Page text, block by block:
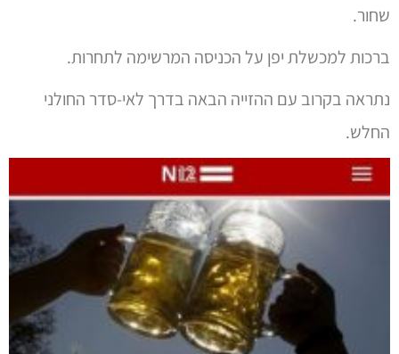
שחור.
ברכות למכשלת יפן על הכניסה המרשימה לתחרות.
נתראה בקרוב עם ההזייה הבאה בדרך לאי-סדר החולני
החלש.